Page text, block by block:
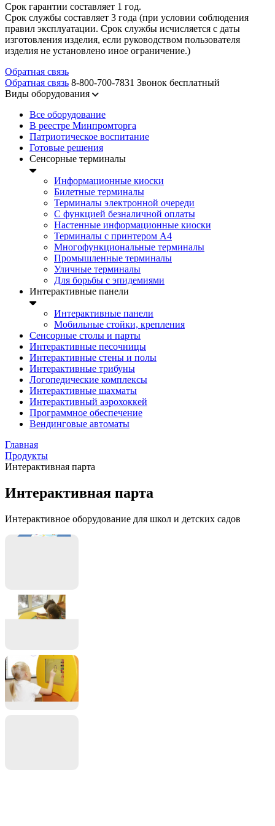
Срок гарантии составляет 1 год.
Срок службы составляет 3 года (при условии соблюдения
правил эксплуатации. Срок службы исчисляется с даты
изготовления изделия, если руководством пользователя
изделия не установлено иное ограничение.)
Обратная связь
Обратная связь 8-800-700-7831 Звонок бесплатный
Виды оборудования
Все оборудование
В реестре Минпромторга
Патриотическое воспитание
Готовые решения
Сенсорные терминалы
Информационные киоски
Билетные терминалы
Терминалы электронной очереди
C функцией безналичной оплаты
Настенные информационные киоски
Терминалы с принтером А4
Многофункциональные терминалы
Промышленные терминалы
Уличные терминалы
Для борьбы с эпидемиями
Интерактивные панели
Интерактивные панели
Мобильные стойки, крепления
Сенсорные столы и парты
Интерактивные песочницы
Интерактивные стены и полы
Интерактивные трибуны
Логопедические комплексы
Интерактивные шахматы
Интерактивный аэрохоккей
Программное обеспечение
Вендинговые автоматы
Главная
Продукты
Интерактивная парта
Интерактивная парта
Интерактивное оборудование для школ и детских садов